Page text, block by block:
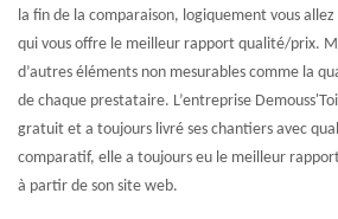
la fin de la comparaison, logiquement vous
qui vous offre le meilleur rapport qualité/prix.
d’autres éléments non mesurables comme la
de chaque prestataire. L’entreprise
gratuit et a toujours livré ses chantiers avec
comparatif, elle a toujours eu le meilleur
à partir de son site web.